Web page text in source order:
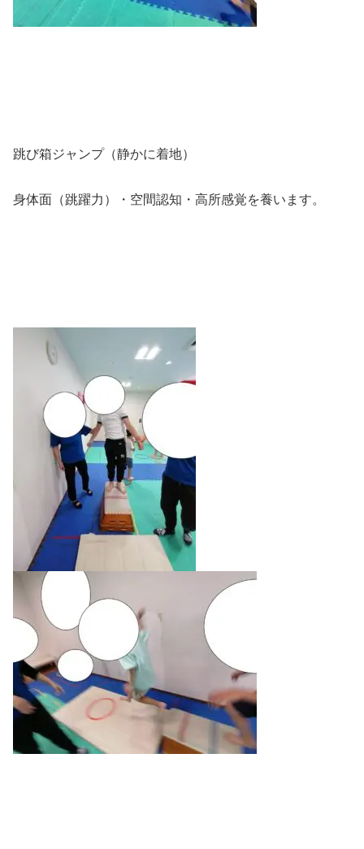
跳び箱ジャンプ（静かに着地）
身体面（跳躍力）・空間認知・高所感覚を養います。